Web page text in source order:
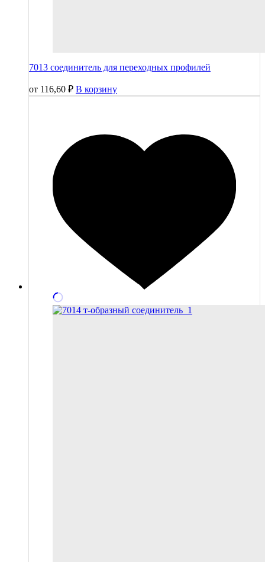
7013 соединитель для переходных профилей
от 116,60 ₽ В корзину